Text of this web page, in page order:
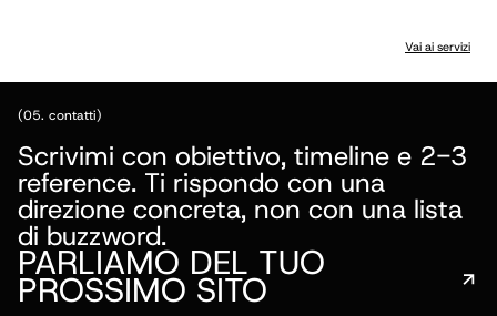
Vai ai servizi
(05. contatti)
Scrivimi con obiettivo, timeline e 2-3
reference. Ti rispondo con una
direzione concreta, non con una lista
di buzzword.
PARLIAMO DEL TUO
PROSSIMO SITO
P. IVA 04428420162
Privacy Policy
Cookie Policy
Home
About
Servizi
Progetti
Contatti
hello@marcoronnjprovenzi.com